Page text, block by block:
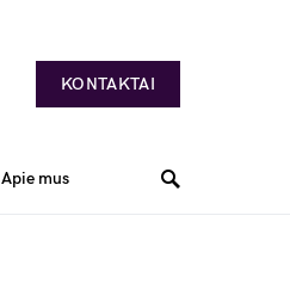
KONTAKTAI
Apie mus